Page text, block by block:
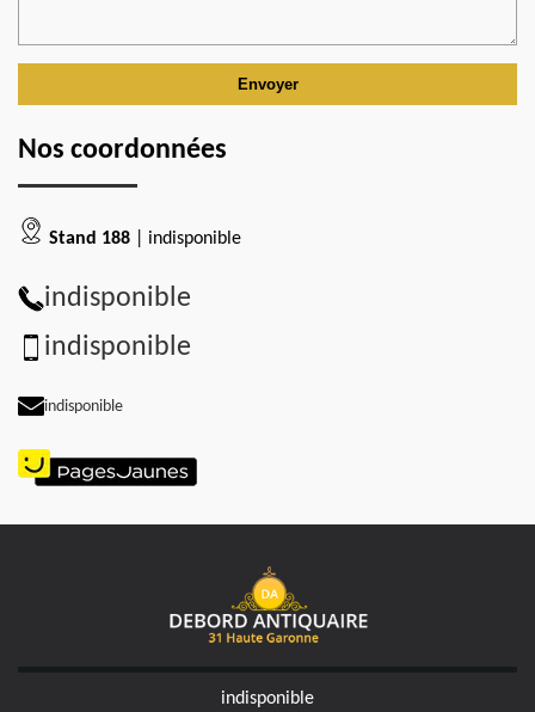
Nos coordonnées
Stand 188 | indisponible
indisponible
indisponible
indisponible
indisponible